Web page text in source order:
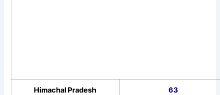
Himachal Pradesh 63